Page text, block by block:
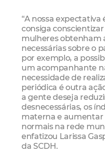
“A nossa
consiga
mulheres obtenham
necessárias sobre o
por exemplo, a
um acompanhante
necessidade de
periódica é outra
a gente deseja
desnecessárias, os
materna e
normais na rede
enfatizou Larissa
da SCDH.